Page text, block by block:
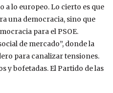
a lo europeo. Lo cierto es que
una democracia, sino que
para el PSOE.
de mercado”, donde la
para canalizar tensiones.
y bofetadas. El Partido de las